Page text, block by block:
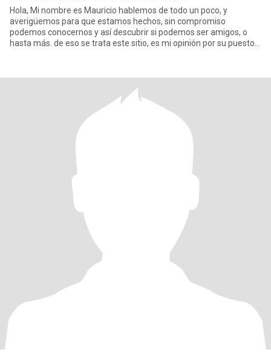
Hola, Mi nombre es Mauricio hablemos de todo un poco, y
averigüemos para que estamos hechos, sin compromiso
podemos conocernos y así descubrir si podemos ser amigos, o
hasta más. de eso se trata este sitio, es mi opinión por su puesto,